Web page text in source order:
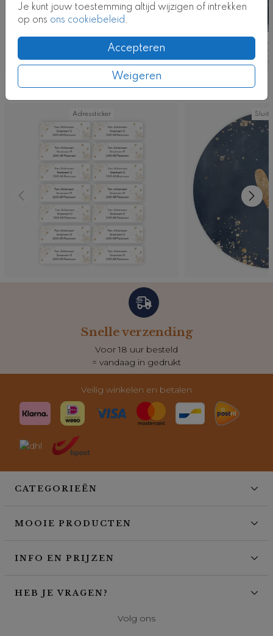
Je kunt jouw toestemming altijd wijzigen of intrekken
op ons ons cookiebeleid.
Accepteren
Weigeren
Nog meer in deze stijl
Adressticker
Snelle verzending
Voor 18 uur besteld
= vandaag in gedrukt
Veilig winkelen en betalen
CATEGORIEËN
MOOIE PRODUCTEN
INFO EN PRIJZEN
HEB JE VRAGEN?
Volg ons